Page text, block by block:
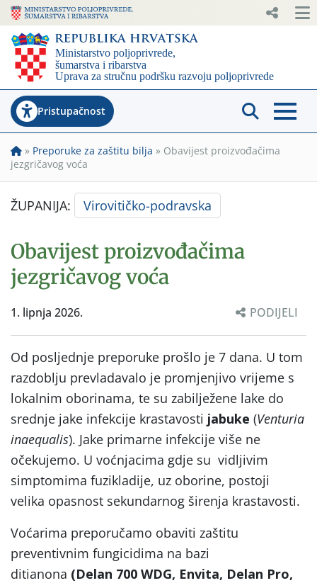
Pristupačnost
» Preporuke za zaštitu bilja » Obavijest proizvođačima
jezgričavog voća
ŽUPANIJA: Virovitičko-podravska
Obavijest proizvođačima
jezgričavog voća
1. lipnja 2026. PODIJELI
Od posljednje preporuke prošlo je 7 dana. U tom
razdoblju prevladavalo je promjenjivo vrijeme s
lokalnim oborinama, te su zabilježene lake do
srednje jake infekcije krastavosti jabuke (Venturia
inaequalis). Jake primarne infekcije više ne
očekujemo. U voćnjacima gdje su vidljivim
simptomima fuzikladije, uz oborine, postoji
velika opasnost sekundarnog širenja krastavosti.
Voćarima preporučamo obaviti zaštitu
preventivnim fungicidima na bazi
ditianona (Delan 700 WDG, Envita, Delan Pro,